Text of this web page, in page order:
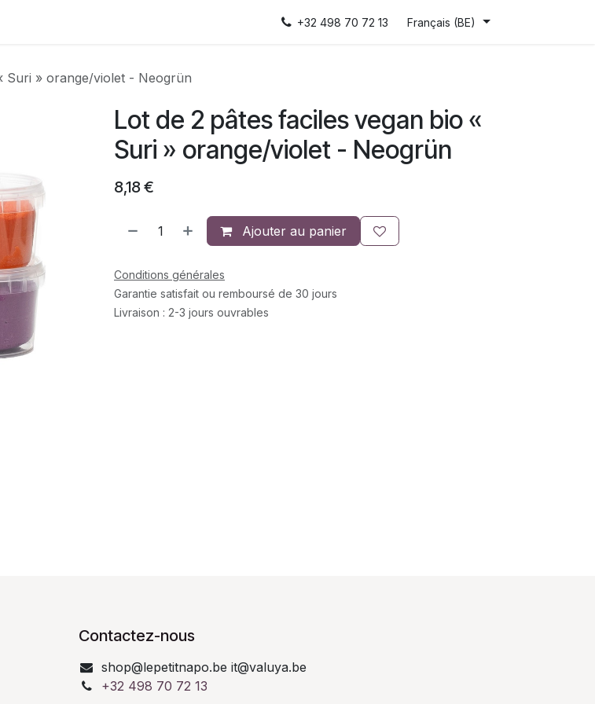
+32 498 70 72 13 Français (BE)
Suri » orange/violet - Neogrün
Lot de 2 pâtes faciles vegan bio «
Suri » orange/violet - Neogrün
8,18€
Ajouter au panier
Conditions générales
Garantie satisfait ou remboursé de 30 jours
Livraison : 2-3 jours ouvrables
Contactez-nous
shop@lepetitnapo.be it@valuya.be
+32 498 70 72 13